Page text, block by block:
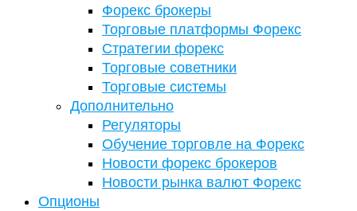
Форекс брокеры
Торговые платформы Форекс
Стратегии форекс
Торговые советники
Торговые системы
Дополнительно
Регуляторы
Обучение торговле на Форекс
Новости форекс брокеров
Новости рынка валют Форекс
Опционы